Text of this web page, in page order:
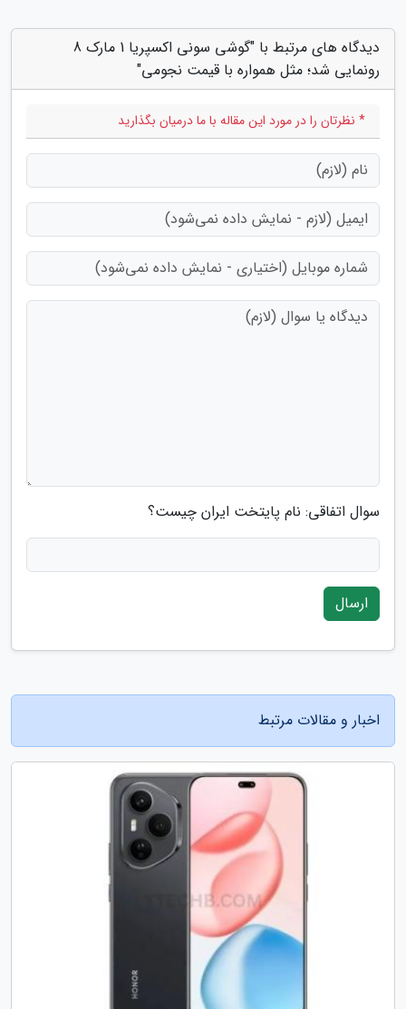
دیدگاه های مرتبط با "گوشی سونی اکسپریا 1 مارک 8
رونمایی شد؛ مثل همواره با قیمت نجومی"
* نظرتان را در مورد این مقاله با ما درمیان بگذارید
سوال اتفاقی: نام پایتخت ایران چیست؟
ارسال
اخبار و مقالات مرتبط